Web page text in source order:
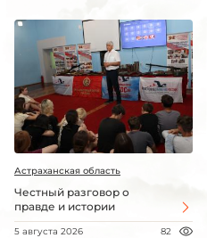
Астраханская область
Честный разговор о
правде и истории
5 августа 2026 82